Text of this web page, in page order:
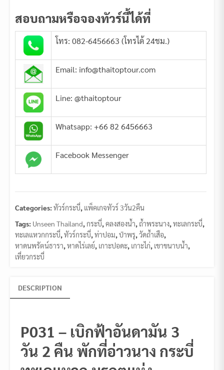
สอบถามหรือจองทัวร์นี้ได้ที่
โทร: 082-6456663 (โทรได้ 24ชม.)
Email: info@thaitoptour.com
Line: @thaitoptour
Whatsapp: +66 82 6456663
Facebook Messenger
Categories: ทัวร์กระบี่, แพ็คเกจทัวร์ 3วัน2คืน
Tags: Unseen Thailand,กระบี่,คลงสองน้ำ,ถ้ำพระนาง,ทะเลกระบี่,
ทะเลแหวกกระบี่,ทัวร์กระบี่,ท่าปอม,ป่าพรุ,วัดถ้ำเสือ,
หาดนพรัตน์ธารา,หาดไร่เลย์, เกาะปอดะ, เกาะไก่, เขาขนาบน้ำ,
เที่ยวกระบี่
DESCRIPTION
P031 – เบิกฟ้าอันดามัน 3
วัน 2 คืน พักที่อ่าวนาง กระบี่